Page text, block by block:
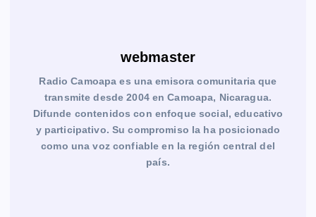
webmaster
Radio Camoapa es una emisora comunitaria que
transmite desde 2004 en Camoapa, Nicaragua.
Difunde contenidos con enfoque social, educativo
y participativo. Su compromiso la ha posicionado
como una voz confiable en la región central del
país.